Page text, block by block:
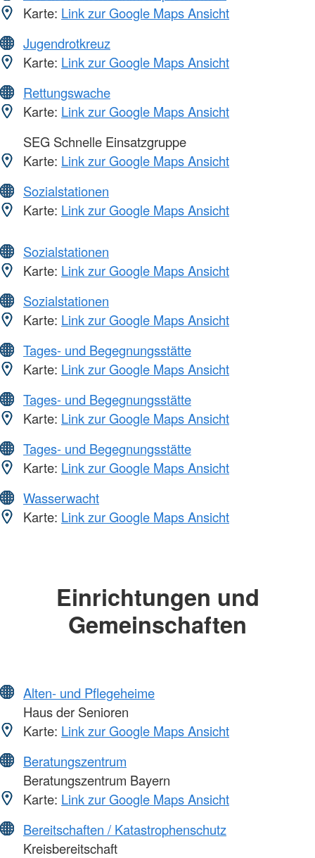
Karte: Link zur Google Maps Ansicht
Jugendrotkreuz
Karte: Link zur Google Maps Ansicht
Rettungswache
Karte: Link zur Google Maps Ansicht
SEG Schnelle Einsatzgruppe
Karte: Link zur Google Maps Ansicht
Sozialstationen
Karte: Link zur Google Maps Ansicht
Sozialstationen
Karte: Link zur Google Maps Ansicht
Sozialstationen
Karte: Link zur Google Maps Ansicht
Tages- und Begegnungsstätte
Karte: Link zur Google Maps Ansicht
Tages- und Begegnungsstätte
Karte: Link zur Google Maps Ansicht
Tages- und Begegnungsstätte
Karte: Link zur Google Maps Ansicht
Wasserwacht
Karte: Link zur Google Maps Ansicht
Einrichtungen und
Gemeinschaften
Alten- und Pflegeheime
Haus der Senioren
Karte: Link zur Google Maps Ansicht
Beratungszentrum
Beratungszentrum Bayern
Karte: Link zur Google Maps Ansicht
Bereitschaften / Katastrophenschutz
Kreisbereitschaft